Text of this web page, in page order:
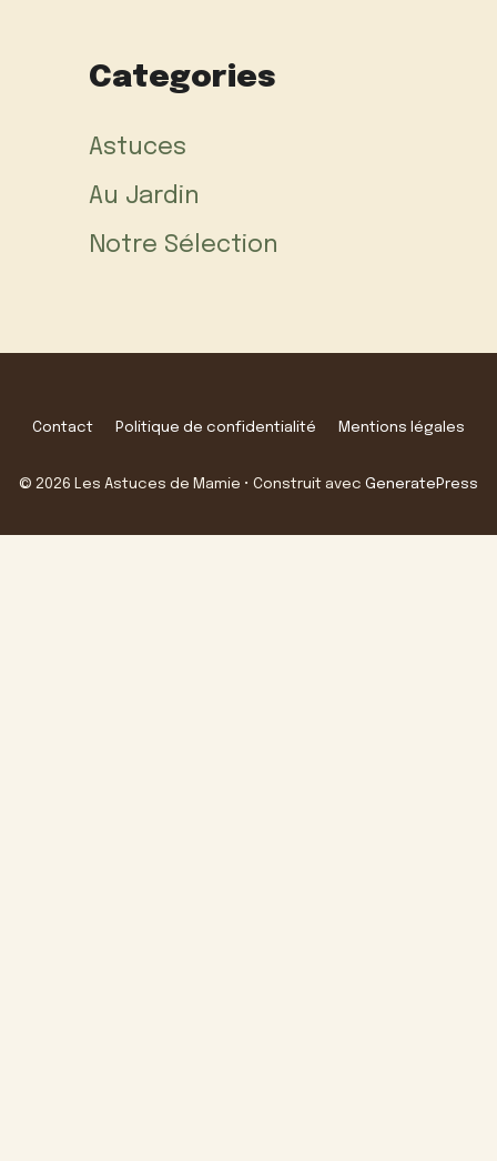
Categories
Astuces
Au Jardin
Notre Sélection
Contact Politique de confidentialité Mentions légales
© 2026 Les Astuces de Mamie • Construit avec GeneratePress